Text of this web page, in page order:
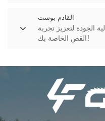
القادم بوست
لتعزيز تجربة
القص الخاصة بك!